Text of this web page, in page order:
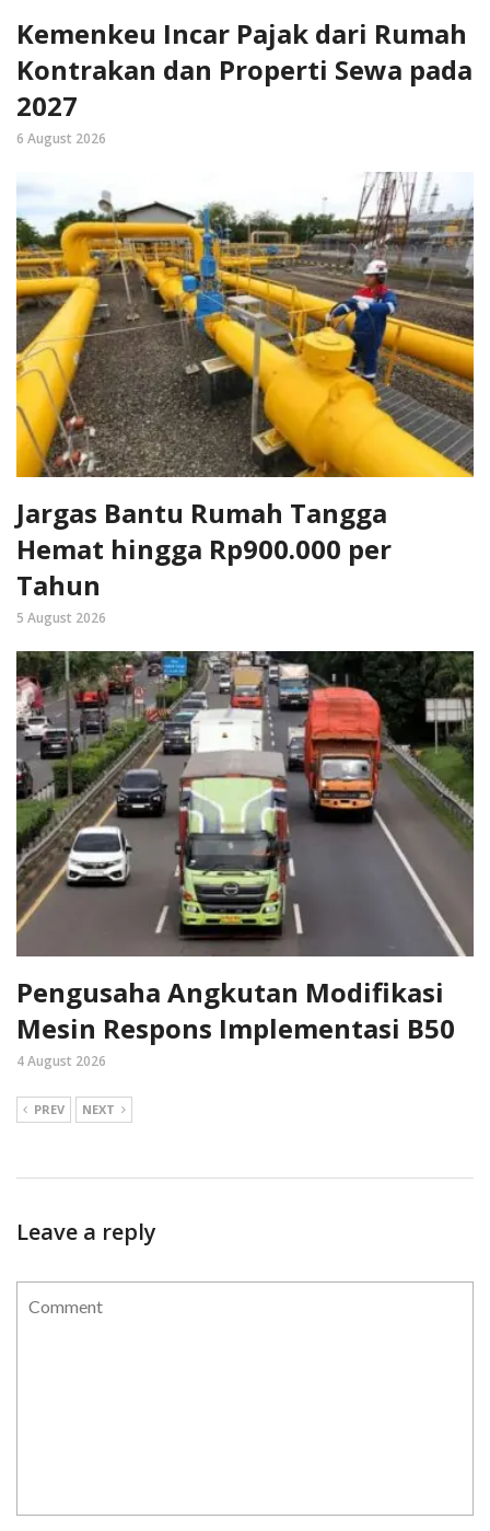
Kemenkeu Incar Pajak dari Rumah
Kontrakan dan Properti Sewa pada
2027
6 August 2026
Jargas Bantu Rumah Tangga
Hemat hingga Rp900.000 per
Tahun
5 August 2026
Pengusaha Angkutan Modifikasi
Mesin Respons Implementasi B50
4 August 2026
PREV NEXT
Leave a reply